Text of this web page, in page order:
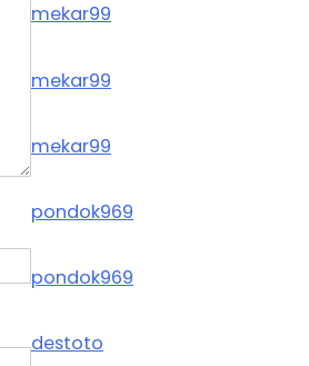
mekar99
mekar99
mekar99
pondok969
pondok969
destoto